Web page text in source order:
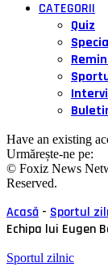
CATEGORII
Quiz
Have an existing
Urmărește-ne pe:
© Foxiz News
Reserved.
Acasă - Sportul
Echipa lui Eugen
Sportul zilnic